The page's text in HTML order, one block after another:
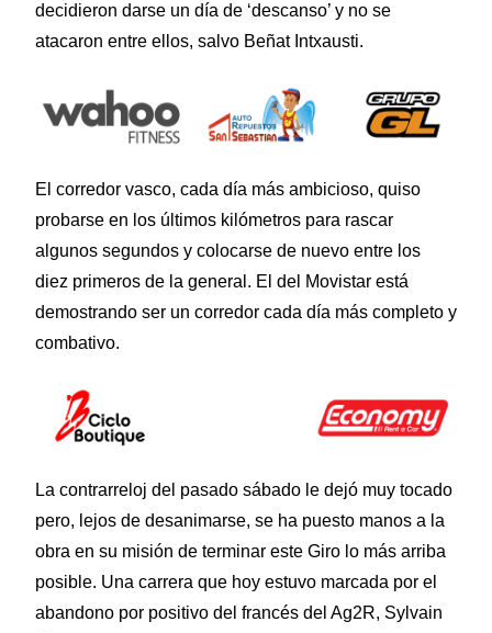
decidieron darse un día de ‘descanso’ y no se
atacaron entre ellos, salvo Beñat Intxausti.
El corredor vasco, cada día más ambicioso, quiso
probarse en los últimos kilómetros para rascar
algunos segundos y colocarse de nuevo entre los
diez primeros de la general. El del Movistar está
demostrando ser un corredor cada día más completo y
combativo.
La contrarreloj del pasado sábado le dejó muy tocado
pero, lejos de desanimarse, se ha puesto manos a la
obra en su misión de terminar este Giro lo más arriba
posible. Una carrera que hoy estuvo marcada por el
abandono por positivo del francés del Ag2R, Sylvain